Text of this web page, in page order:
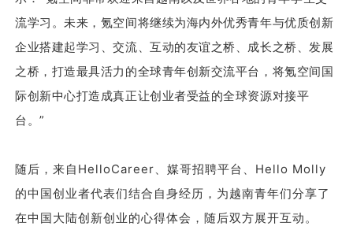
流学习。未来，氪空间将继续为海内外优秀青年与优质创新
企业搭建起学习、交流、互动的友谊之桥、成长之桥、发展
之桥，打造最具活力的全球青年创新交流平台，将氪空间国
际创新中心打造成真正让创业者受益的全球资源对接平
台。”
随后，来自HelloCareer、媒哥招聘平台、Hello Molly
的中国创业者代表们结合自身经历，为越南青年们分享了
在中国大陆创新创业的心得体会，随后双方展开互动。